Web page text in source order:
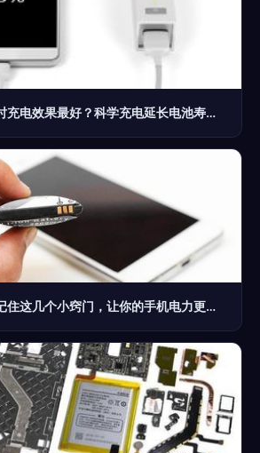
手机电量剩余多少时充电效果最好？科学充电延长电池寿命全攻略
手机电池不耐用？记住这几个小窍门，让你的手机电力更持久